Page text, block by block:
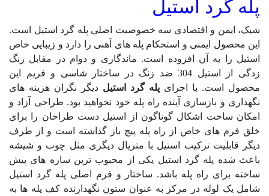
پله گرد استیل
شیک، ایمن و اقتصادی سه خصوصیت اصلی پله گرد استیل است.
این محصول ایمنی و استحکام پله های آهنی را دارد و زیبایی خاص
استیل را به آن افزوده است. ماندگاری و دوام در مقابل زنگ
زدگی از استیل 304 ضد زنگ در ساختار شاسی و فریم این
محصول است. با اجرای پله گرد استیل دیگر نگران هزینه های
نگهداری و بازسازی آینده راه پله خود نخواهید بود. طراحی آزاد و
امکان ساخت اشکال گوناگون از استیل دست طراحان را برای
خلق فرم های خاص از راه پله پیچ باز گذاشته است و از طرف
دیگر قابلیت ترکیب استیل با متریال دیگری مثل چوب و شیشه
باعث شده پله گرد استیل یکی از محبوب ترین سازه های پیش
ساخته برای راه پله باشد. ساختار و فرم اصلی پله گرد استیل
شامل یک لوله در مرکز به عنوان ستون نگهدارنده کف پله ها به